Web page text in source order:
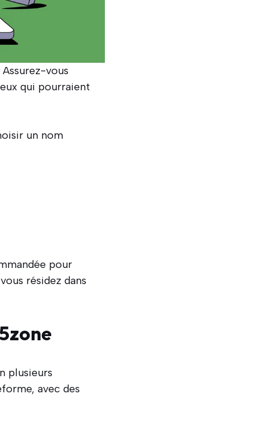
vous
qui pourraient
un nom
pour
résidez dans
plusieurs
avec des